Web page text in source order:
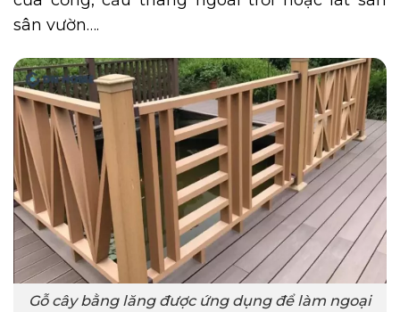
sân vườn….
Gỗ cây bằng lăng được ứng dụng để làm ngoại